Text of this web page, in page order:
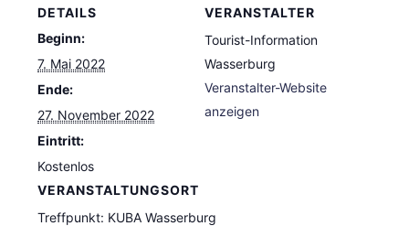
DETAILS
Beginn:
7. Mai 2022
Ende:
27. November 2022
Eintritt:
Kostenlos
VERANSTALTUNGSORT
Treffpunkt: KUBA Wasserburg
VERANSTALTER
Tourist-Information
Wasserburg
Veranstalter-Website
anzeigen